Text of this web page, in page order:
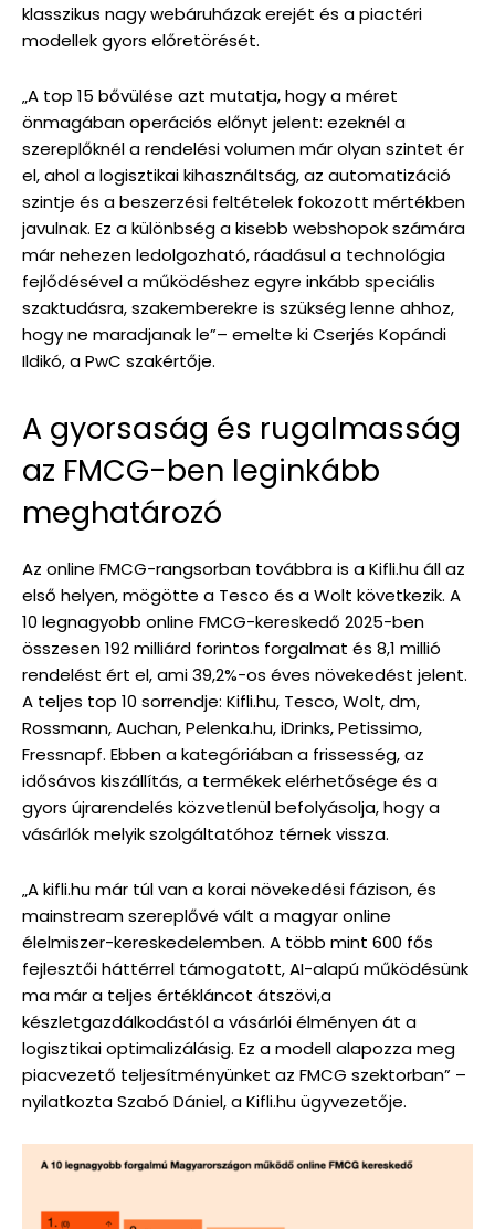
klasszikus nagy webáruházak erejét és a piactéri
modellek gyors előretörését.
„A top 15 bővülése azt mutatja, hogy a méret
önmagában operációs előnyt jelent: ezeknél a
szereplőknél a rendelési volumen már olyan szintet ér
el, ahol a logisztikai kihasználtság, az automatizáció
szintje és a beszerzési feltételek fokozott mértékben
javulnak. Ez a különbség a kisebb webshopok számára
már nehezen ledolgozható, ráadásul a technológia
fejlődésével a működéshez egyre inkább speciális
szaktudásra, szakemberekre is szükség lenne ahhoz,
hogy ne maradjanak le”– emelte ki Cserjés Kopándi
Ildikó, a PwC szakértője.
A gyorsaság és rugalmasság
az FMCG-ben leginkább
meghatározó
Az online FMCG-rangsorban továbbra is a Kifli.hu áll az
első helyen, mögötte a Tesco és a Wolt következik. A
10 legnagyobb online FMCG-kereskedő 2025-ben
összesen 192 milliárd forintos forgalmat és 8,1 millió
rendelést ért el, ami 39,2%-os éves növekedést jelent.
A teljes top 10 sorrendje: Kifli.hu, Tesco, Wolt, dm,
Rossmann, Auchan, Pelenka.hu, iDrinks, Petissimo,
Fressnapf. Ebben a kategóriában a frissesség, az
idősávos kiszállítás, a termékek elérhetősége és a
gyors újrarendelés közvetlenül befolyásolja, hogy a
vásárlók melyik szolgáltatóhoz térnek vissza.
„A kifli.hu már túl van a korai növekedési fázison, és
mainstream szereplővé vált a magyar online
élelmiszer-kereskedelemben. A több mint 600 fős
fejlesztői háttérrel támogatott, AI-alapú működésünk
ma már a teljes értékláncot átszövi,a
készletgazdálkodástól a vásárlói élményen át a
logisztikai optimalizálásig. Ez a modell alapozza meg
piacvezető teljesítményünket az FMCG szektorban” –
nyilatkozta Szabó Dániel, a Kifli.hu ügyvezetője.